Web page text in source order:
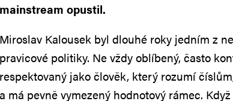
mainstream opustil.
Miroslav Kalousek byl dlouhé roky jedním z
pravicové politiky. Ne vždy oblíbený, často
respektovaný jako člověk, který rozumí
a má pevně vymezený hodnotový rámec.